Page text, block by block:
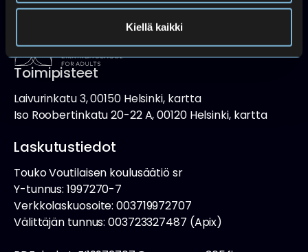
Kiellä kaikki
Toimipisteet
Laivurinkatu 3, 00150 Helsinki, kartta
Iso Roobertinkatu 20-22 A, 00120 Helsinki, kartta
Laskutustiedot
Touko Voutilaisen koulusäätiö sr
Y-tunnus: 1997270-7
Verkkolaskuosoite: 003719972707
Välittäjän tunnus: 003723327487 (Apix)